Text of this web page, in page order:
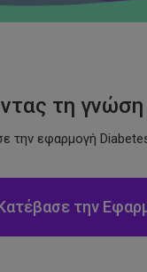
to search or ESC to
τη
την εφαρμογή
την